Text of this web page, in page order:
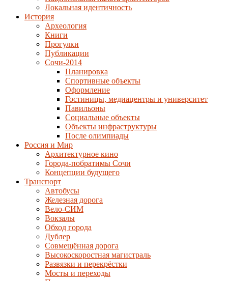
Локальная идентичность
История
Археология
Книги
Прогулки
Публикации
Сочи-2014
Планировка
Спортивные объекты
Оформление
Гостиницы, медиацентры и университет
Павильоны
Социальные объекты
Объекты инфраструктуры
После олимпиады
Россия и Мир
Архитектурное кино
Города-побратимы Сочи
Концепции будущего
Транспорт
Автобусы
Железная дорога
Вело-СИМ
Вокзалы
Обход города
Дублер
Совмещённая дорога
Высокоскоростная магистраль
Развязки и перекрёстки
Мосты и переходы